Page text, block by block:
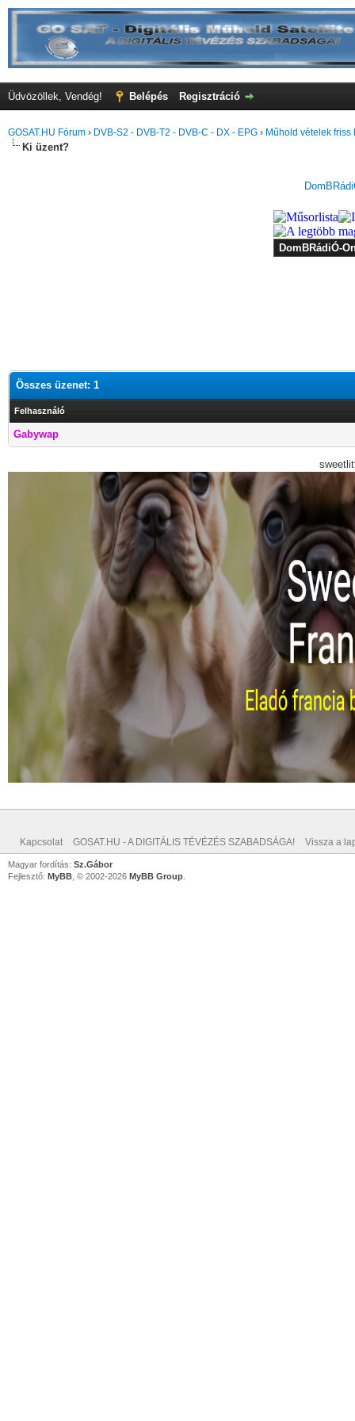
Üdvözöllek, Vendég! Belépés Regisztráció
GOSAT.HU Fórum › DVB-S2 - DVB-T2 - DVB-C - DX - EPG › Műhold vételek friss
Ki üzent?
Összes üzenet: 1
Felhasználó
Gabywap
Kapcsolat GOSAT.HU - A DIGITÁLIS TÉVÉZÉS SZABADSÁGA! Vissza a
Magyar fordítás: Sz.Gábor
Fejlesztő: MyBB , © 2002-2026 MyBB Group